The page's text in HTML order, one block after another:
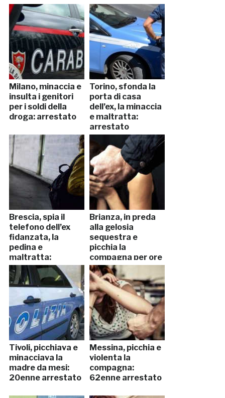
Milano, minaccia e
insulta i genitori
per i soldi della
droga: arrestato
Torino, sfonda la
porta di casa
dell’ex, la minaccia
e maltratta:
arrestato
Brescia, spia il
telefono dell’ex
fidanzata, la
pedina e
maltratta:
arrestato
Brianza, in preda
alla gelosia
sequestra e
picchia la
compagna per ore
Tivoli, picchiava e
minacciava la
madre da mesi:
20enne arrestato
Messina, picchia e
violenta la
compagna:
62enne arrestato